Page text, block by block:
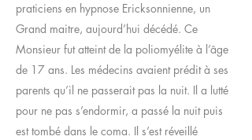
praticiens en hypnose Ericksonnienne, un
Grand maitre, aujourd’hui décédé. Ce
Monsieur fut atteint de la poliomyélite à l’âge
de 17 ans. Les médecins avaient prédit à ses
parents qu’il ne passerait pas la nuit. Il a lutté
pour ne pas s’endormir, a passé la nuit puis
est tombé dans le coma. Il s’est réveillé